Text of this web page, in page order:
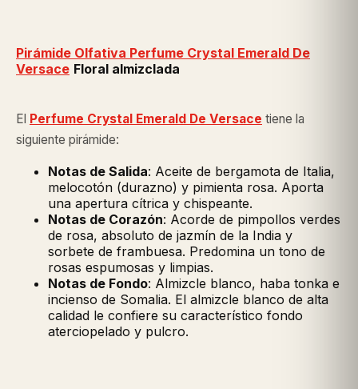
Pirámide Olfativa Perfume Crystal Emerald De
Versace Floral almizclada
El Perfume Crystal Emerald De Versace tiene la
siguiente pirámide:
Notas de Salida: Aceite de bergamota de Italia,
melocotón (durazno) y pimienta rosa. Aporta
una apertura cítrica y chispeante.
Notas de Corazón: Acorde de pimpollos verdes
de rosa, absoluto de jazmín de la India y
sorbete de frambuesa. Predomina un tono de
rosas espumosas y limpias.
Notas de Fondo: Almizcle blanco, haba tonka e
incienso de Somalia. El almizcle blanco de alta
calidad le confiere su característico fondo
aterciopelado y pulcro.